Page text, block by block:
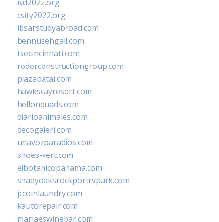
ivd2022.org
csity2022.org
ibsarstudyabroad.com
bennusehgall.com
tsecincinnati.com
roderconstructiongroup.com
plazabatai.com
hawkscayresort.com
hellonquads.com
diarioanimales.com
decogaleri.com
unavozparadios.com
shoes-vert.com
elbotanicopanama.com
shadyoaksrockportrvpark.com
jccoinlaundry.com
kautorepair.com
marjaeswinebar.com